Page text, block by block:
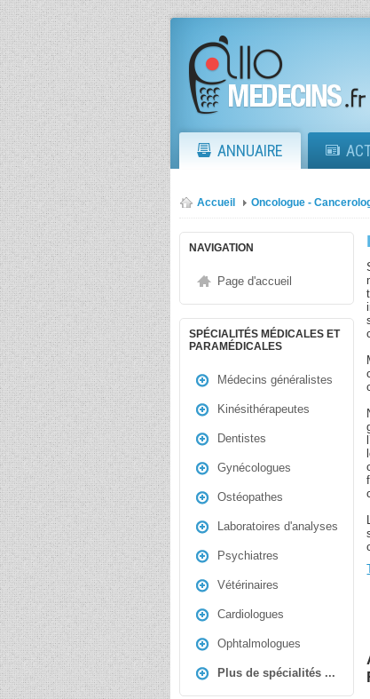
ANNUAIRE
Accueil Oncologue -
NAVIGATION
Page d'accueil
SPÉCIALITÉS MÉDICALES ET
PARAMÉDICALES
Médecins généralistes
Kinésithérapeutes
Dentistes
Gynécologues
Ostéopathes
Laboratoires d'analyses
Psychiatres
Vétérinaires
Cardiologues
Ophtalmologues
Plus de spécialités ...